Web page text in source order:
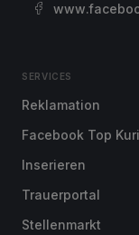
SERVICES
Reklamation
Facebook Top
Inserieren
Trauerportal
Stellenmarkt